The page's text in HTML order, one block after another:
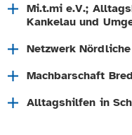
Mi.t.mi e.V.;
Kankelau und
Netzwerk
Machbarschaft
Alltagshilfen in